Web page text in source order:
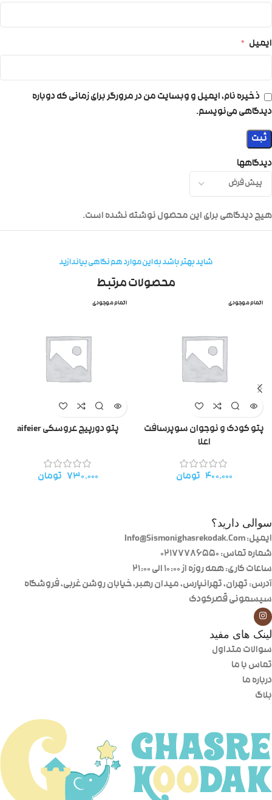
دیدگاهها
هیچ دیدگاهی برای این محصول نوشته نشده است.
ایمیل *
ذخیره نام، ایمیل و وبسایت من در مرورگر برای زمانی که دوباره
دیدگاهی می‌نویسم.
شاید بهتر باشد به این موارد هم نگاهی بیاندازید
محصولات مرتبط
اتمام موجودی
پتو کودک و نوجوان سوپرسافت
اعلا
۴۰۰.۰۰۰ تومان
اتمام موجودی
پتو دورپیچ عروسکی aifeier
۷۳۰.۰۰۰ تومان
سوالی دارید؟
ایمیل: Info@Sismonighasrekodak.Com
شماره تماس: 02177786550
ساعات کاری: همه روزه از ۱۰:۰۰ الی ۲۱:۰۰
آدرس: تهران، تهرانپارس، میدان رهبر، خیابان روشن غربی، فروشگاه
سیسمونی قصرکودک
لینک های مفید
سوالات متداول
تماس با ما
درباره ما
بلاگ